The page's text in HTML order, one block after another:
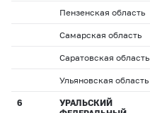
Пензенская область
Самарская область
Саратовская область
Ульяновская область
6
УРАЛЬСКИЙ